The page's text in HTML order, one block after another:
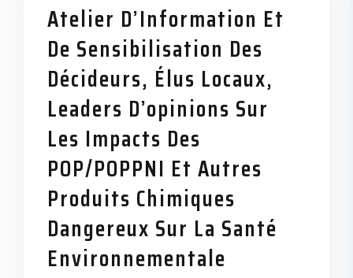
Atelier D’Information Et
De Sensibilisation Des
Décideurs, Élus Locaux,
Leaders D’opinions Sur
Les Impacts Des
POP/POPPNI Et Autres
Produits Chimiques
Dangereux Sur La Santé
Environnementale